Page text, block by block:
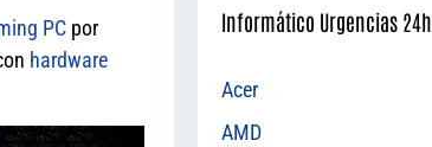
PC por
hardware
Informático Urgencias 24h
Acer
AMD